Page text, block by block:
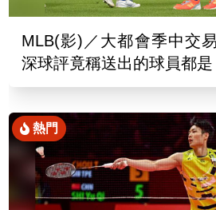
MLB(影)／大都會季中交
深球評竟稱送出的球員都是
熱門